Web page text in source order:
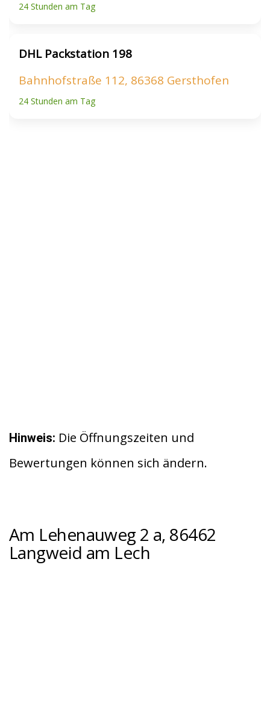
24 Stunden am Tag
DHL Packstation 198
Bahnhofstraße 112, 86368 Gersthofen
24 Stunden am Tag
Hinweis: Die Öffnungszeiten und
Bewertungen können sich ändern.
Am Lehenauweg 2 a, 86462
Langweid am Lech